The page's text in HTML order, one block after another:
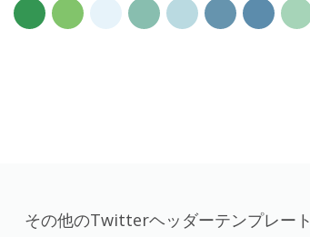
その他のTwitterヘッダーテンプレート